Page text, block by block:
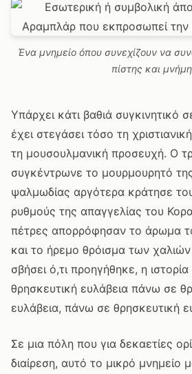
Ένα μνημείο όπου συνεχίζουν να
πίστης και
Υπάρχει κάτι βαθιά συγκινητικό
έχει στεγάσει τόσο τη
τη μουσουλμανική προσευχή. Ο
συγκέντρωνε το μουρμουρητό
ψαλμωδίας αργότερα κράτησε
ρυθμούς της απαγγελίας του
πέτρες απορρόφησαν το άρωμα
και το ήρεμο θρόισμα των
σβήσει ό,τι προηγήθηκε, η
θρησκευτική ευλάβεια πάνω σε
ευλάβεια, πάνω σε θρησκευτική
Σε μια πόλη που για δεκαετίες
διαίρεση, αυτό το μικρό μνημείο